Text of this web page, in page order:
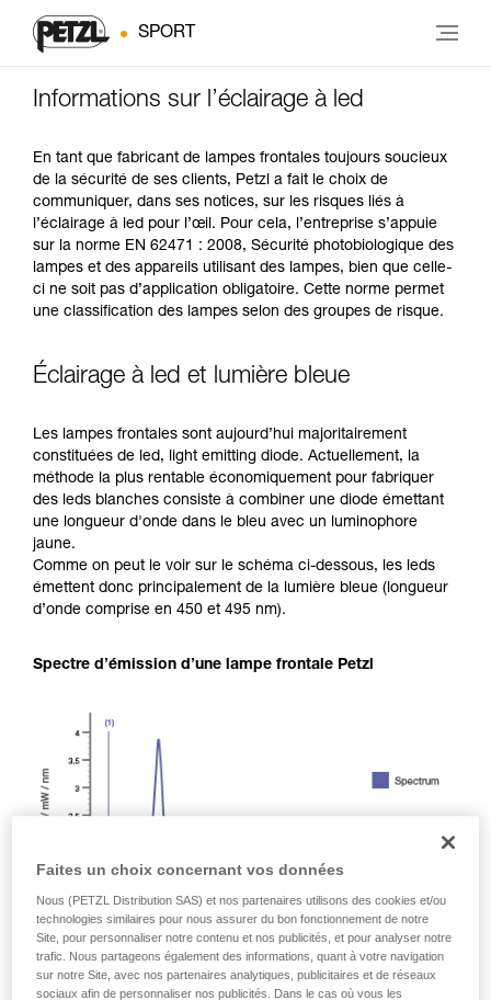
SPORT
Informations sur l’éclairage à led
En tant que fabricant de lampes frontales toujours soucieux
de la sécurité de ses clients, Petzl a fait le choix de
communiquer, dans ses notices, sur les risques liés à
l’éclairage à led pour l’œil. Pour cela, l’entreprise s’appuie
sur la norme EN 62471 : 2008, Sécurité photobiologique des
lampes et des appareils utilisant des lampes, bien que celle-
ci ne soit pas d’application obligatoire. Cette norme permet
une classification des lampes selon des groupes de risque.
Éclairage à led et lumière bleue
Les lampes frontales sont aujourd’hui majoritairement
constituées de led, light emitting diode. Actuellement, la
méthode la plus rentable économiquement pour fabriquer
des leds blanches consiste à combiner une diode émettant
une longueur d'onde dans le bleu avec un luminophore
jaune.
Comme on peut le voir sur le schéma ci-dessous, les leds
émettent donc principalement de la lumière bleue (longueur
d’onde comprise en 450 et 495 nm).
Spectre d’émission d’une lampe frontale Petzl
Faites un choix concernant vos données
Nous (PETZL Distribution SAS) et nos partenaires utilisons des cookies et/ou
technologies similaires pour nous assurer du bon fonctionnement de notre
Site, pour personnaliser notre contenu et nos publicités, et pour analyser notre
trafic. Nous partageons également des informations, quant à votre navigation
sur notre Site, avec nos partenaires analytiques, publicitaires et de réseaux
sociaux afin de personnaliser nos publicités. Dans le cas où vous les